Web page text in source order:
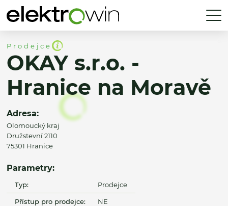
Prodejce
OKAY s.r.o. -
Hranice na Moravě
Adresa:
Olomoucký kraj
Družstevní 2110
75301 Hranice
Parametry:
Typ: Prodejce
Přístup pro prodejce: NE